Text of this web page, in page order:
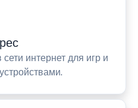
интернет для игр и